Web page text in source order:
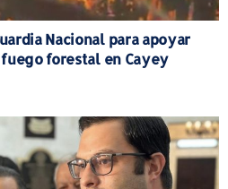
Nacional para apoyar
forestal en Cayey